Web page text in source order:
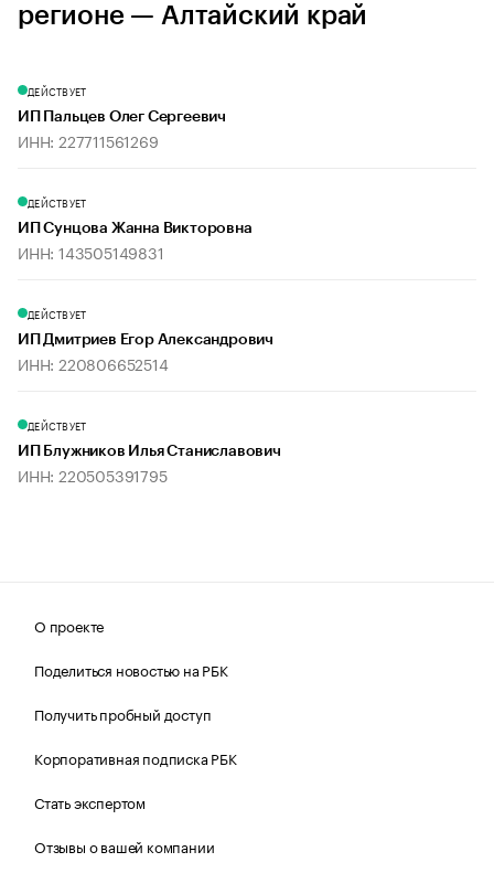
регионе — Алтайский край
ДЕЙСТВУЕТ
ИП Пальцев Олег Сергеевич
ИНН: 227711561269
ДЕЙСТВУЕТ
ИП Сунцова Жанна Викторовна
ИНН: 143505149831
ДЕЙСТВУЕТ
ИП Дмитриев Егор Александрович
ИНН: 220806652514
ДЕЙСТВУЕТ
ИП Блужников Илья Станиславович
ИНН: 220505391795
О проекте
Поделиться новостью на РБК
Получить пробный доступ
Корпоративная подписка РБК
Стать экспертом
Отзывы о вашей компании